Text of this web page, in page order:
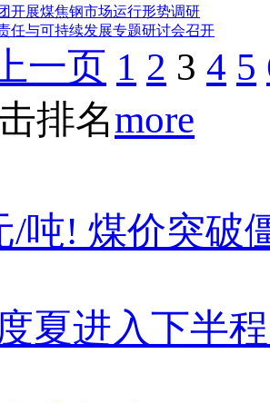
开展煤焦钢市场运行形势调研
任与可持续发展专题研讨会召开
上一页 1 2 3 4 5
排名more
/吨! 煤价突破
夏进入下半